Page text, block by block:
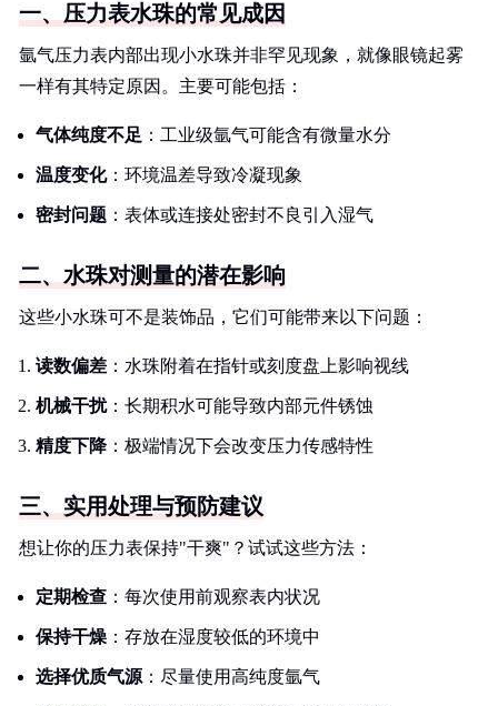
一、压力表水珠的常见成因
氩气压力表内部出现小水珠并非罕见现象，就像眼镜起雾
一样有其特定原因。主要可能包括：
气体纯度不足 ：工业级氩气可能含有微量水分
温度变化：环境温差导致冷凝现象
密封问题 ：表体或连接处密封不良引入湿气
二、水珠对测量的潜在影响
这些小水珠可不是装饰品，它们可能带来以下问题：
读数偏差 ：水珠附着在指针或刻度盘上影响视线
机械干扰：长期积水可能导致内部元件锈蚀
精度下降：极端情况下会改变压力传感特性
三、实用处理与预防建议
想让你的压力表保持"干爽"？试试这些方法：
定期检查 ：每次使用前观察表内状况
保持干燥 ：存放在湿度较低的环境中
选择优质气源 ：尽量使用高纯度氩气